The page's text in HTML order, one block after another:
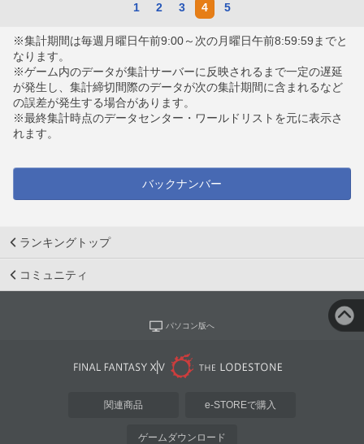
1 2 3 4 5
※集計期間は毎週月曜日午前9:00～次の月曜日午前8:59:59までと
なります。
※ゲーム内のデータが集計サーバーに反映されるまで一定の遅延
が発生し、集計締切間際のデータが次の集計期間に含まれるなど
の誤差が発生する場合があります。
※最終集計時点のデータセンター・ワールドリストを元に表示さ
れます。
バックナンバー
ランキングトップ
コミュニティ
パソコン版へ
関連商品 e-STOREで購入
ゲームダウンロード